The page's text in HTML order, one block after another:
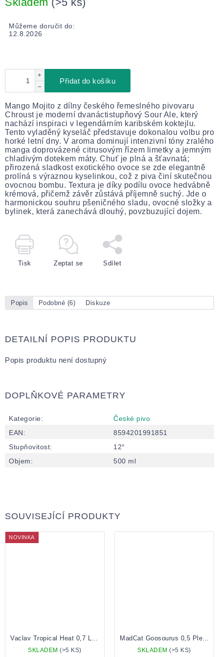
Můžeme doručit do:
12.8.2026
+
−
Přidat do košíku
Mango Mojito z dílny českého řemeslného pivovaru
Chroust je moderní dvanáctistupňový Sour Ale, který
nachází inspiraci v legendárním karibském koktejlu.
Tento vyladěný kyseláč představuje dokonalou volbu pro
horké letní dny. V aroma dominují intenzivní tóny zralého
manga doprovázené citrusovým řízem limetky a jemným
chladivým dotekem máty. Chuť je plná a šťavnatá;
přirozená sladkost exotického ovoce se zde elegantně
prolíná s výraznou kyselinkou, což z piva činí skutečnou
ovocnou bombu. Textura je díky podílu ovoce hedvábně
krémová, přičemž závěr zůstává příjemně suchý. Jde o
harmonickou souhru pšeničného sladu, ovocné složky a
bylinek, která zanechává dlouhý, povzbuzující dojem.
Tisk Zeptat se Sdílet
Popis Podobné (6) Diskuze
DETAILNÍ POPIS PRODUKTU
Popis produktu není dostupný
DOPLŇKOVÉ PARAMETRY
Kategorie:
České pivo
EAN:
8594201991851
Stupňovitost:
12°
Objem: 500 ml
SOUVISEJÍCÍ PRODUKTY
NOVINKA
SKLADEM(>5 KS) SKLADEM(>5 KS)